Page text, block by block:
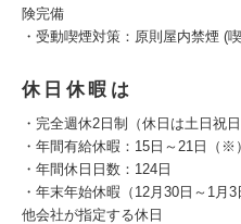
険完備
・受動喫煙対策：原則屋内禁煙 (
休日休暇は
・完全週休2日制（休日は土日祝日
・年間有給休暇：15日～21日（※）
・年間休日日数：124日
・年末年始休暇（12月30日～1月
他会社が指定する休日